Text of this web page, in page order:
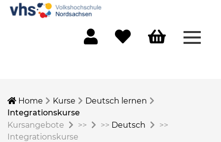
Home Kurse
Deutsch lernen
Integrationskurse
Kursangebote
>> >> Deutsch
>>
Integrationskurse